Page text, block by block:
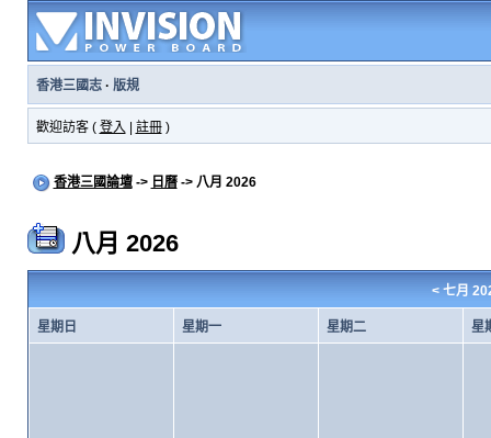
香港三國志· 版規
歡迎訪客 ( 登入 註冊)
香港三國論壇-> 日曆-> 八月 2026
八月 2026
< 七月
星期日 星期一 星期二 星